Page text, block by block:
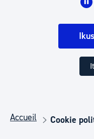
Accueil Cookie